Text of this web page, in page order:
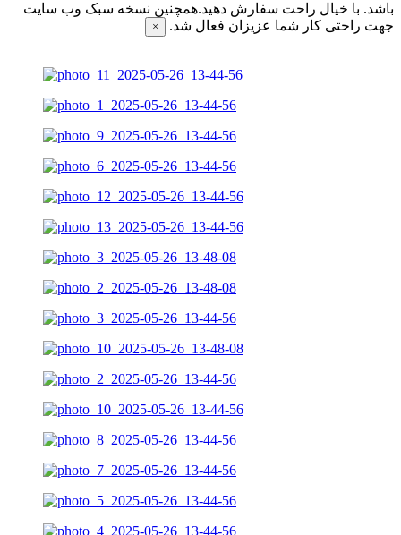
باشد. با خیال راحت سفارش دهید.همچنین نسخه سبک وب سایت
جهت راحتی کار شما عزیزان فعال شد.
×